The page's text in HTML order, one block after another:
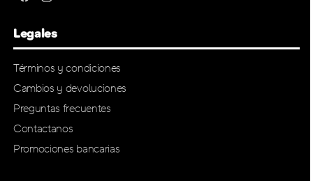
Legales
Términos y condiciones
Cambios y devoluciones
Preguntas frecuentes
Contactanos
Promociones bancarias